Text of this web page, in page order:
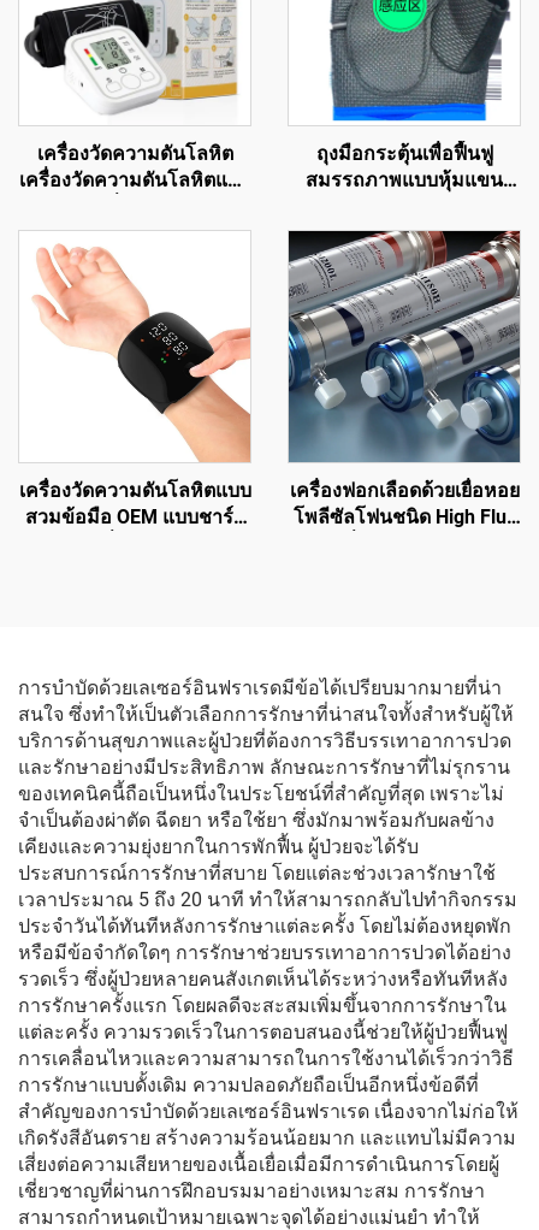
เครื่องวัดความดันโลหิต
เครื่องวัดความดันโลหิตแบบ
เครื่องวัดความดันโลหิตแบบ
USB
ถุงมือกระตุ้นเพื่อฟื้นฟู
สมรรถภาพแบบหุ้มแขน
เลือดสมองและสมองกระทบ
กระเทือน
เครื่องวัดความดันโลหิตแบบ
สวมข้อมือ OEM แบบชาร์จ
เครื่องฟอกเลือดด้วยเยื่อหอย
โพลีซัลโฟนชนิด High Flux
การบำบัดด้วยเลเซอร์อินฟราเรดมีข้อได้เปรียบมากมายที่น่า
สนใจ ซึ่งทำให้เป็นตัวเลือกการรักษาที่น่าสนใจทั้งสำหรับผู้ให้
บริการด้านสุขภาพและผู้ป่วยที่ต้องการวิธีบรรเทาอาการปวด
และรักษาอย่างมีประสิทธิภาพ ลักษณะการรักษาที่ไม่รุกราน
ของเทคนิคนี้ถือเป็นหนึ่งในประโยชน์ที่สำคัญที่สุด เพราะไม่
จำเป็นต้องผ่าตัด ฉีดยา หรือใช้ยา ซึ่งมักมาพร้อมกับผลข้าง
เคียงและความยุ่งยากในการพักฟื้น ผู้ป่วยจะได้รับ
ประสบการณ์การรักษาที่สบาย โดยแต่ละช่วงเวลารักษาใช้
เวลาประมาณ 5 ถึง 20 นาที ทำให้สามารถกลับไปทำกิจกรรม
ประจำวันได้ทันทีหลังการรักษาแต่ละครั้ง โดยไม่ต้องหยุดพัก
หรือมีข้อจำกัดใดๆ การรักษาช่วยบรรเทาอาการปวดได้อย่าง
รวดเร็ว ซึ่งผู้ป่วยหลายคนสังเกตเห็นได้ระหว่างหรือทันทีหลัง
การรักษาครั้งแรก โดยผลดีจะสะสมเพิ่มขึ้นจากการรักษาใน
แต่ละครั้ง ความรวดเร็วในการตอบสนองนี้ช่วยให้ผู้ป่วยฟื้นฟู
การเคลื่อนไหวและความสามารถในการใช้งานได้เร็วกว่าวิธี
การรักษาแบบดั้งเดิม ความปลอดภัยถือเป็นอีกหนึ่งข้อดีที่
สำคัญของการบำบัดด้วยเลเซอร์อินฟราเรด เนื่องจากไม่ก่อให้
เกิดรังสีอันตราย สร้างความร้อนน้อยมาก และแทบไม่มีความ
เสี่ยงต่อความเสียหายของเนื้อเยื่อเมื่อมีการดำเนินการโดยผู้
เชี่ยวชาญที่ผ่านการฝึกอบรมมาอย่างเหมาะสม การรักษา
สามารถกำหนดเป้าหมายเฉพาะจุดได้อย่างแม่นยำ ทำให้